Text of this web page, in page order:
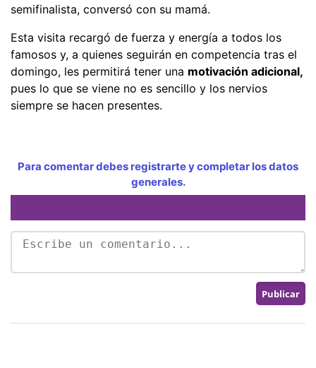
semifinalista, conversó con su mamá.
Esta visita recargó de fuerza y energía a todos los
famosos y, a quienes seguirán en competencia tras el
domingo, les permitirá tener una motivación adicional,
pues lo que se viene no es sencillo y los nervios
siempre se hacen presentes.
Para comentar debes registrarte y completar los datos
generales.